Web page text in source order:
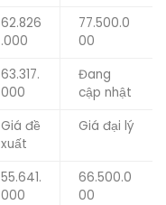
62.826
.000
77.500.0
00
63.317.
000
Đang
cập nhật
Giá đề
xuất
Giá đại lý
55.641.
000
66.500.0
00